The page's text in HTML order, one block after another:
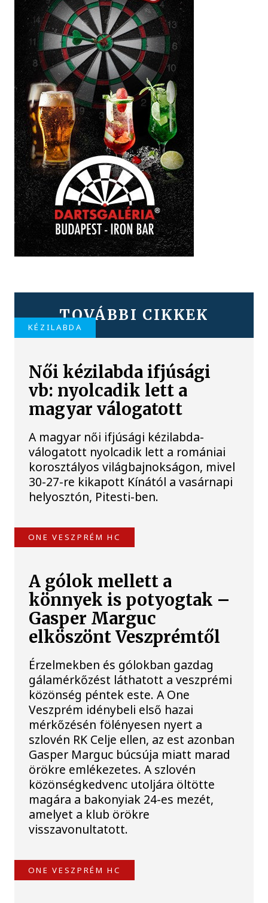
TOVÁBBI CIKKEK
KÉZILABDA
Női kézilabda ifjúsági
vb: nyolcadik lett a
magyar válogatott
A magyar női ifjúsági kézilabda-
válogatott nyolcadik lett a romániai
korosztályos világbajnokságon, mivel
30-27-re kikapott Kínától a vasárnapi
helyosztón, Pitesti-ben.
ONE VESZPRÉM HC
A gólok mellett a
könnyek is potyogtak –
Gasper Marguc
elköszönt Veszprémtől
Érzelmekben és gólokban gazdag
gálamérkőzést láthatott a veszprémi
közönség péntek este. A One
Veszprém idénybeli első hazai
mérkőzésén fölényesen nyert a
szlovén RK Celje ellen, az est azonban
Gasper Marguc búcsúja miatt marad
örökre emlékezetes. A szlovén
közönségkedvenc utoljára öltötte
magára a bakonyiak 24-es mezét,
amelyet a klub örökre
visszavonultatott.
ONE VESZPRÉM HC